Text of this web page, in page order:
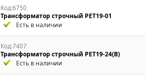
Код:6750
Трансформатор строчный PET19-01
Есть в наличии
Код:7407
Трансформатор строчный PET19-24(B)
Есть в наличии